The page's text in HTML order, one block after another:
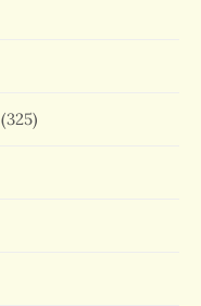
(325)